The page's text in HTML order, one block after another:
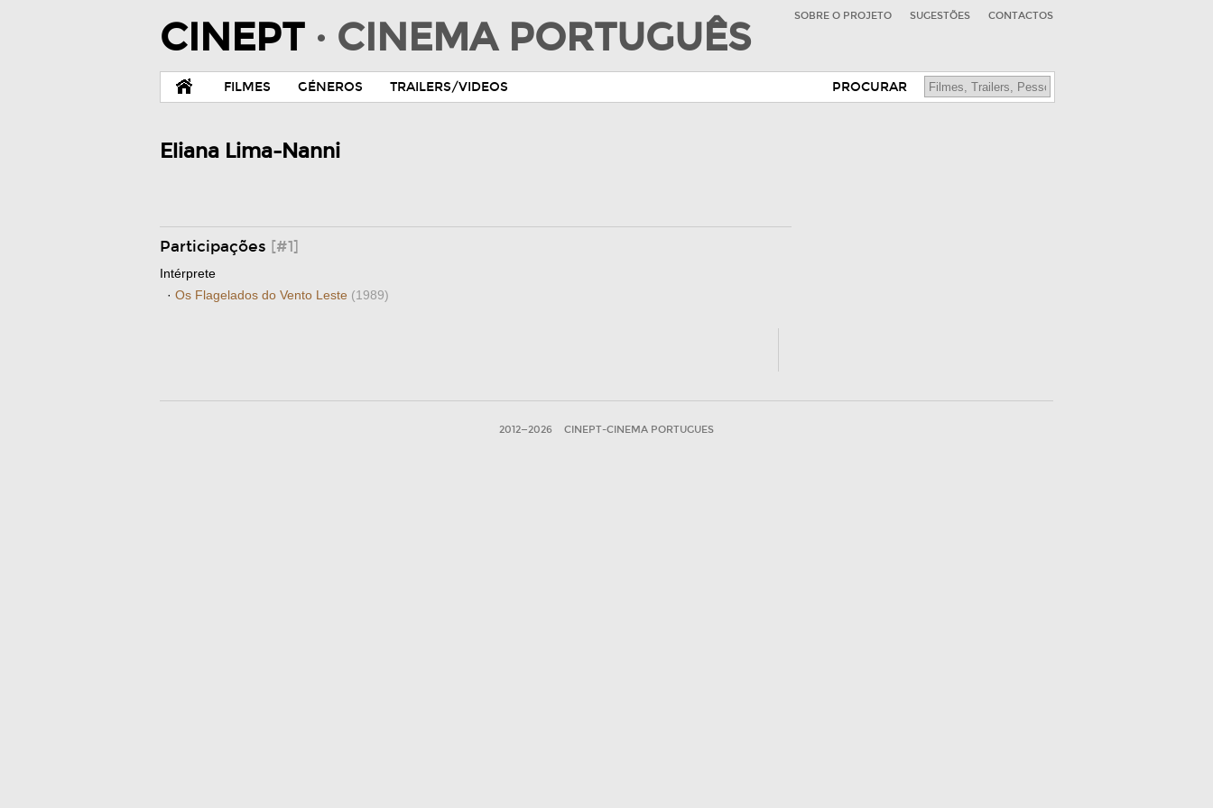
CINEPT · CINEMA PORTUGUÊS SOBRE O PROJETO SUGESTÕES CONTACTOS
FILMES GÉNEROS TRAILERS/VIDEOS PROCURAR
Eliana Lima-Nanni
Participações [#1]
Intérprete
· Os Flagelados do Vento Leste (1989)
2012—2026 CINEPT-CINEMA PORTUGUES